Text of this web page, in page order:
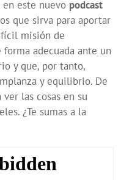
este nuevo podcast
que sirva para aportar
misión de
adecuada ante un
y que, por tanto,
y equilibrio. De
las cosas en su
¿Te sumas a la